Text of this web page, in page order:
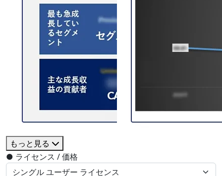
もっと見る
● ライセンス / 価格